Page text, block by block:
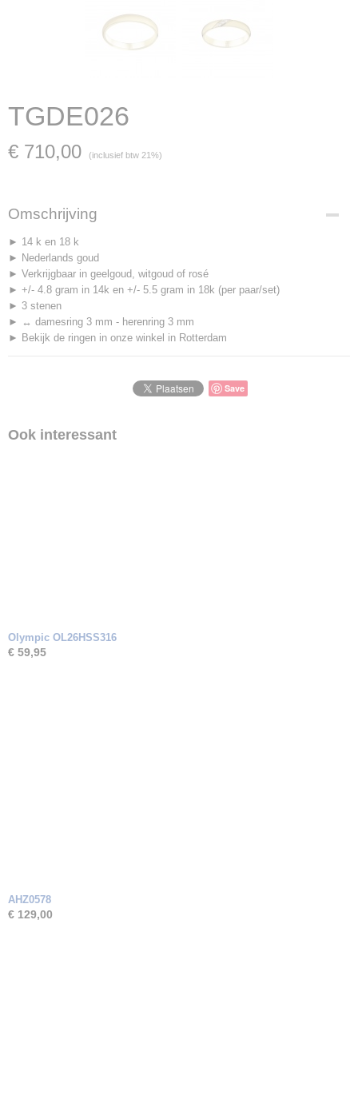
TGDE026
€ 710,00 (inclusief btw 21%)
Omschrijving
► 14 k en 18 k
► Nederlands goud
► Verkrijgbaar in geelgoud, witgoud of rosé
► +/- 4.8 gram in 14k en +/- 5.5 gram in 18k (per paar/set)
► 3 stenen
► ↔ damesring 3 mm - herenring 3 mm
► Bekijk de ringen in onze winkel in Rotterdam
Save
Ook interessant
Olympic OL26HSS316
€ 59,95
AHZ0578
€ 129,00